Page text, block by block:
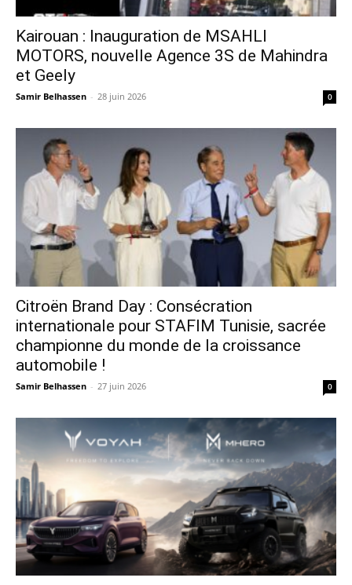
Kairouan : Inauguration de MSAHLI
MOTORS, nouvelle Agence 3S de Mahindra
et Geely
Samir Belhassen - 28 juin 2026 0
Citroën Brand Day : Consécration
internationale pour STAFIM Tunisie, sacrée
championne du monde de la croissance
automobile !
Samir Belhassen - 27 juin 2026 0